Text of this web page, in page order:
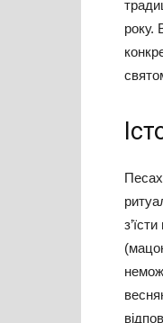
року.